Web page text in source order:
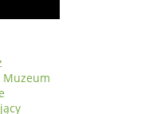
Muzeum